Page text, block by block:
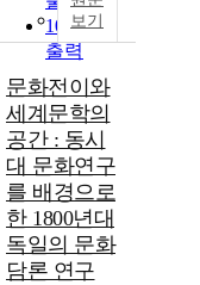
100개씩
출력
보기
문화전이와
세계문학의
공간 : 동시
대 문화연구
를 배경으로
한 1800년대
독일의 문화
담론 연구